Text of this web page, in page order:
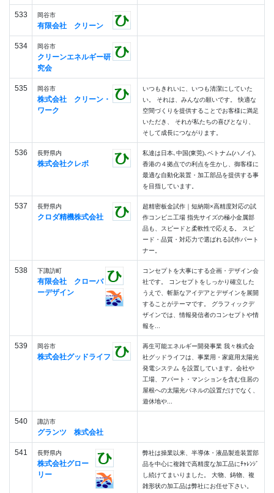
533 岡谷市
有限会社 クリーン
534 岡谷市
クリーンエネルギー研
究会
535 岡谷市
株式会社 クリーン・
ワーク
いつもきれいに、いつも清潔にしていた
い。 それは、みんなの願いです。 快適な
空間づくりを提供することでお客様に満足
いただき、 それが私たちの喜びとなり、
そして成長につながります。
536 長野県内
株式会社クレボ
私達は日本､中国(東莞)､ベトナム(ハノイ)､
香港の４拠点での利点を生かし、御客様に
最適な自動化装置・加工部品を提供する事
を目指しています。
537 長野県内
クロダ精機株式会社
超精密板金試作｜短納期×高精度対応の試
作コンビニ工場 指先サイズの極小金属部
品も、スピードと柔軟性で応える。 スピ
ード・品質・対応力で選ばれる試作パート
ナー。
538 下諏訪町
有限会社 クローバ
ーデザイン
コンセプトを大事にする企画・デザイン会
社です。 コンセプトをしっかり確立した
うえで、斬新なアイデアとデザインを展開
することがテーマです。 グラフィックデ
ザインでは、情報発信者のコンセプトや情
報を...
539 岡谷市
株式会社グッドライフ
再生可能エネルギー開発事業 我々株式会
社グッドライフは、事業用・家庭用太陽光
発電システム を設置しています。会社や
工場、アパート・マンションを含む住居の
屋根への太陽光パネルの設置だけでなく、
遊休地や...
540 諏訪市
グランツ 株式会社
541 長野県内
株式会社グロー
リー
弊社は操業以来、半導体・液晶製造装置部
品を中心に複雑で高精度な加工品にﾁｬﾚﾝｼﾞ
し続けてまいりました。 大物、鋳物、複
雑形状の加工品は弊社にお任せ下さい。